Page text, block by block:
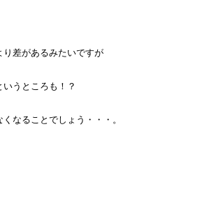
り差があるみたいですが
うところも！？
なることでしょう・・・。